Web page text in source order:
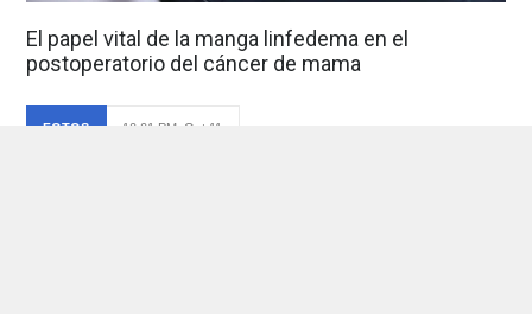
El papel vital de la manga linfedema en el
postoperatorio del cáncer de mama
FOTOS 10:01 PM, Oct 11